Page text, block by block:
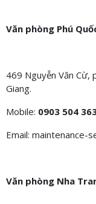
Văn phòng Phú
469 Nguyễn Văn Cừ,
Giang.
Mobile: 0903 504
Email: maintenance-
Văn phòng Nha